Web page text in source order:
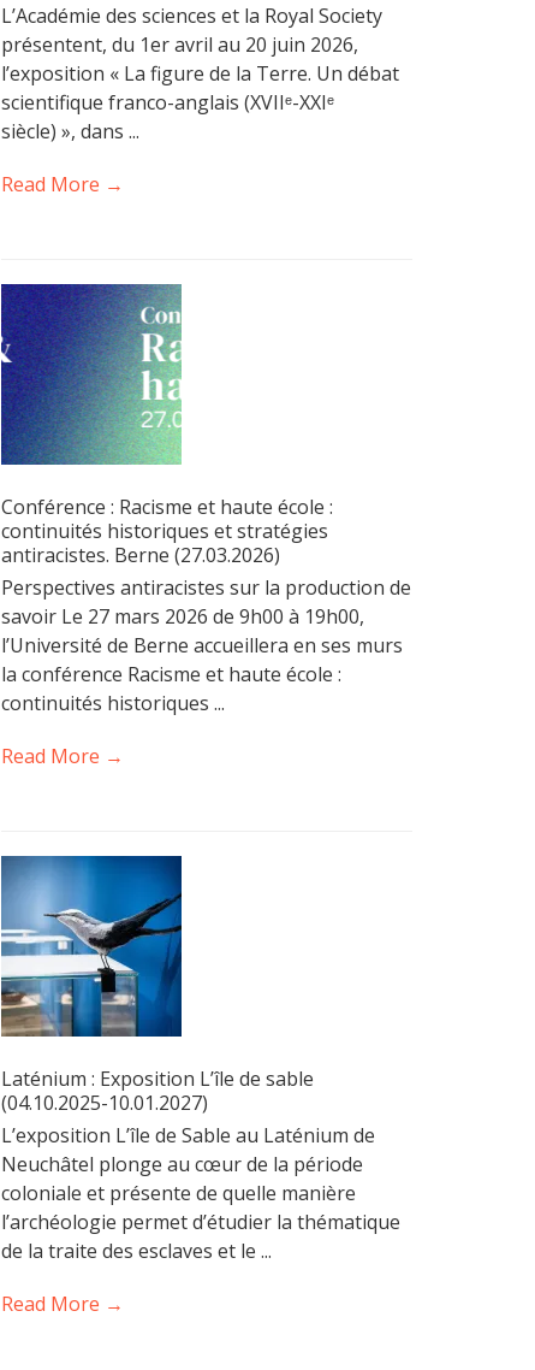
L’Académie des sciences et la Royal Society
présentent, du 1er avril au 20 juin 2026,
l’exposition « La figure de la Terre. Un débat
scientifique franco-anglais (XVIIᵉ-XXIᵉ
siècle) », dans ...
Read More →
Conférence : Racisme et haute école :
continuités historiques et stratégies
antiracistes. Berne (27.03.2026)
Perspectives antiracistes sur la production de
savoir Le 27 mars 2026 de 9h00 à 19h00,
l’Université de Berne accueillera en ses murs
la conférence Racisme et haute école :
continuités historiques ...
Read More →
Laténium : Exposition L’île de sable
(04.10.2025-10.01.2027)
L’exposition L’île de Sable au Laténium de
Neuchâtel plonge au cœur de la période
coloniale et présente de quelle manière
l’archéologie permet d’étudier la thématique
de la traite des esclaves et le ...
Read More →